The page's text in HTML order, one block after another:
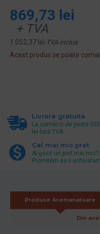
869,73 lei
+ TVA
1.052,37 lei TVA inclus
Acest produs se poate
Livrare gratuita
La comenzi de peste 550
lei fara TVA.
Cel mai mic pret
Ai gasit un pret mai mic?
Promitem sa il echivalam.
Produse Asemanatoare
Din